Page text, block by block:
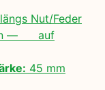
längs Nut/Feder
— auf
45 mm